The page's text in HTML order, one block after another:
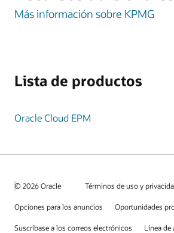
Más información sobre KPMG
Lista de productos
Oracle Cloud EPM
© 2026 Oracle Términos de uso y
Opciones para los anuncios Oportunidades
Suscríbase a los correos electrónicos Línea de